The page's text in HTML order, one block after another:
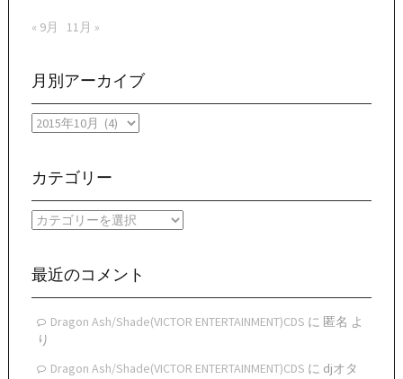
« 9月 11月 »
月別アーカイブ
月
ー
イ
ブ
カテゴリー
カ
リ
最近のコメント
Dragon Ash/Shade(VICTOR ENTERTAINMENT)CDS に 匿名 よ
り
Dragon Ash/Shade(VICTOR ENTERTAINMENT)CDS に djオタ